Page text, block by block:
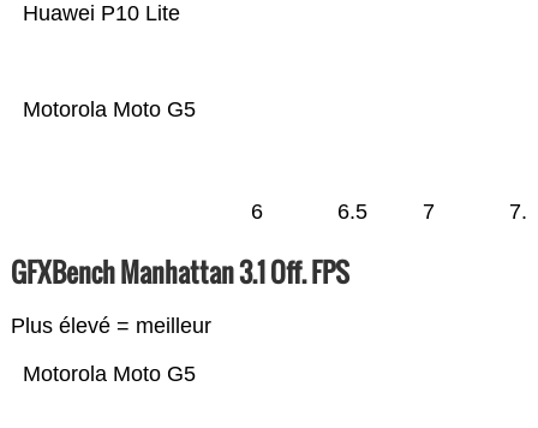
Motorola Moto G5
Huawei P10 Lite
6 6.5 7 7.5
GFXBench Manhattan 3.1 Off. FPS
Plus élevé = meilleur
Motorola Moto G5